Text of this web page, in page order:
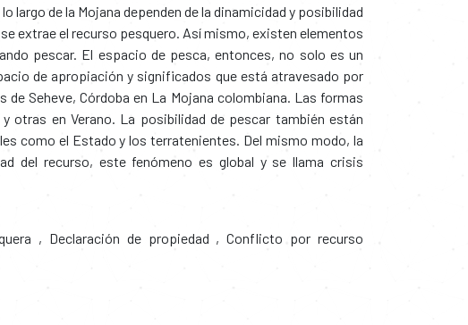
largo de la Mojana dependen de la dinamicidad y posibilidad
extrae el recurso pesquero. Así mismo, existen elementos
pescar. El espacio de pesca, entonces, no solo es un
de apropiación y significados que está atravesado por
Seheve, Córdoba en La Mojana colombiana. Las formas
otras en Verano. La posibilidad de pescar también están
como el Estado y los terratenientes. Del mismo modo, la
del recurso, este fenómeno es global y se llama crisis
, Declaración de propiedad , Conflicto por recurso